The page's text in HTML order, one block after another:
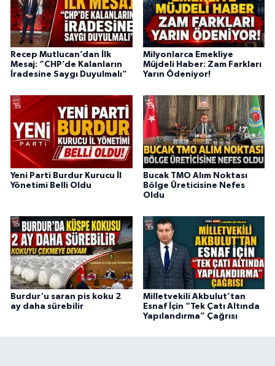
Recep Mutlucan’dan İlk
Mesaj: “CHP’de Kalanların
İradesine Saygı Duyulmalı”
Milyonlarca Emekliye
Müjdeli Haber: Zam Farkları
Yarın Ödeniyor!
Yeni Parti Burdur Kurucu İl
Yönetimi Belli Oldu
Bucak TMO Alım Noktası
Bölge Üreticisine Nefes
Oldu
Burdur'u saran pis koku 2
ay daha sürebilir
Milletvekili Akbulut’tan
Esnaf İçin “Tek Çatı Altında
Yapılandırma” Çağrısı